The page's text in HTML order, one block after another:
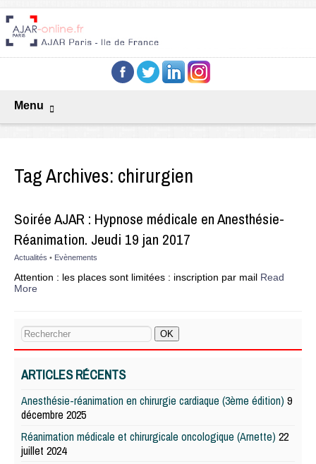
Menu
Tag Archives: chirurgien
Soirée AJAR : Hypnose médicale en Anesthésie-
Réanimation. Jeudi 19 jan 2017
Actualités • Evènements
Attention : les places sont limitées : inscription par mail Read
More
ARTICLES RÉCENTS
Anesthésie-réanimation en chirurgie cardiaque (3ème édition) 9
décembre 2025
Réanimation médicale et chirurgicale oncologique (Arnette) 22
juillet 2024